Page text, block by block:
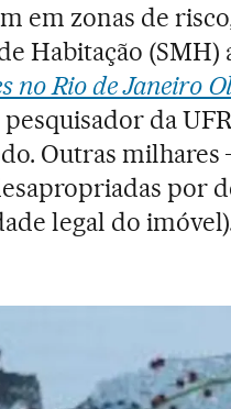
em zonas de
Habitação (SMH)
no Rio de Janeiro
da
Outras milhares
por
legal do